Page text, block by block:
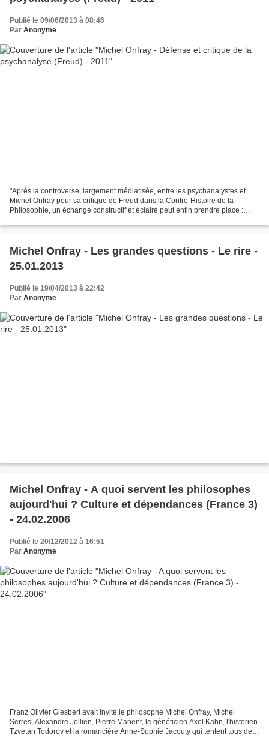
Publié le 09/06/2013 à 08:46
Par Anonyme
"Après la controverse, largement médiatisée, entre les psychanalystes et
Michel Onfray pour sa critique de Freud dans la Contre-Histoire de la
Philosophie, un échange constructif et éclairé peut enfin prendre place :
Michel Onfray - Les grandes questions - Le rire -
25.01.2013
Publié le 19/04/2013 à 22:42
Par Anonyme
Michel Onfray - A quoi servent les philosophes
aujourd'hui ? Culture et dépendances (France 3)
- 24.02.2006
Publié le 20/12/2012 à 16:51
Par Anonyme
Franz Olivier Giesbert avait invité le philosophe Michel Onfray, Michel
Serres, Alexandre Jollien, Pierre Manent, le généticien Axel Kahn, l'historien
Tzvetan Todorov et la romancière Anne-Sophie Jacouty qui tentent tous de